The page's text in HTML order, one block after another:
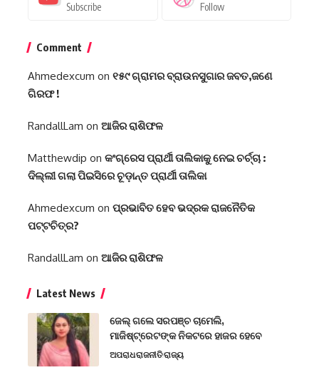
Subscribe Follow
Comment
Ahmedexcum on ୧୫୯ ଗ୍ରାମର ବ୍ରାଉନସୁଗାର ଜବତ,ଜଣେ
ଗିରଫ !
RandallLam on ଆଜିର ରାଶିଫଳ
Matthewdip on କଂଗ୍ରେସ ପ୍ରାର୍ଥୀ ତାଲିକାକୁ ନେଇ ଚର୍ଚ୍ଚା :
ଦିଲ୍ଲୀ ଗଲା ପିଇସିରେ ଚୂଡ଼ାନ୍ତ ପ୍ରାର୍ଥୀ ତାଲିକା
Ahmedexcum on ପ୍ରଭାବିତ ହେବ ଭଦ୍ରକ ରାଜନୈତିକ
ପଟ୍ଟଚିତ୍ର?
RandallLam on ଆଜିର ରାଶିଫଳ
Latest News
ଜେଲ୍ ଗଲେ ସରପଞ୍ଚ ଚାମେଲି,
ମାଜିଷ୍ଟ୍ରେଟଙ୍କ ନିକଟରେ ହାଜର ହେବେ
ଅପରାଧରାଜନୀତିରାଜ୍ୟ